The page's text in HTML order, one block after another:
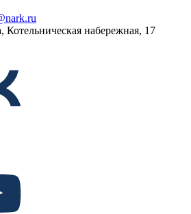
Котельническая набережная, 17